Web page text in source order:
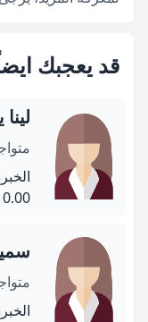
قد يعجبك
الخبرة:
110.00
الخبرة: